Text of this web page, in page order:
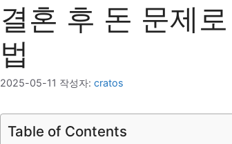
결혼 후 돈 문제
법
2025-05-11 작성자: cratos
Table of Contents